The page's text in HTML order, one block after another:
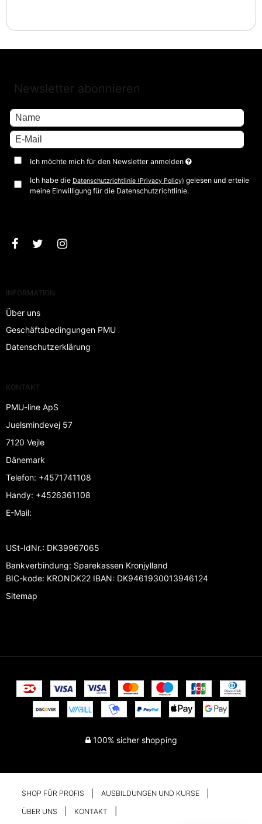
Newsletter abonnieren
Ich möchte mich für den Newsletter anmelden
Ich habe die Datenschutzrichtlinie (Privacy Policy) gelesen und erteile
meine Einwilligung für die Datenschutzrichtlinie.
INFORMATION
Über uns
Geschäftsbedingungen PMU
Datenschutzerklärung
KONTAKT
PMU-line ApS
Juelsmindevej 57
7120 Vejle
Dänemark
Telefon: +4571741108
Handy: +4526361108
E-Mail:
USt-IdNr.: DK39967065
Bankverbindung: Sparekassen Kronjylland
BIC-kode: KRONDK22 IBAN: DK9461930013946124
Sitemap
100% sicher shopping
SHOP FÜR PROFIS AUSBILDUNGEN UND KURSE
ÜBER UNS KONTAKT